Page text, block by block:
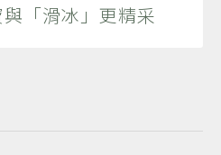
「滑冰」更精采